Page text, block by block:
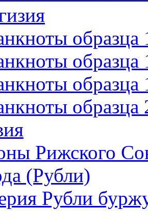
образца
образца
Рижского
(Рубли)
Рубли